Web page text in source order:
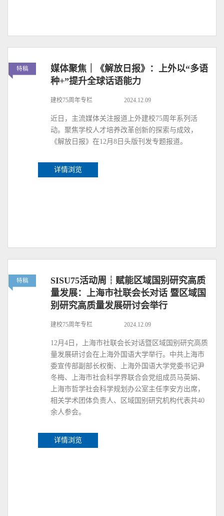
特稿
媒体聚焦｜《解放日报》：上外以“多语
种+”提升全球话语能力
建校75周年专栏 2024.12.09
近日，主流媒体关注报道上外建校75周年系列活
动。聚焦学校人才培养改革创新的探索与成效，
《解放日报》在12月8日头版刊发专题报道。
详情浏览
特稿
SISU75活动周┆赋能区域国别研究高质
量发展：上海市社联会长对话 暨区域国
别研究高质量发展研讨会举行
建校75周年专栏 2024.12.09
12月4日，上海市社联会长对话暨区域国别研究高质
量发展研讨会在上海外国语大学举行。中共上海市
委宣传部副部长权衡、上海外国语大学党委书记尹
冬梅、上海市社会科学界联合会党组成员马英娟、
上海市哲学社会科学规划办公室主任李安方出席，
相关学术团体负责人、区域国别研究机构代表共40
余人参会。
详情浏览